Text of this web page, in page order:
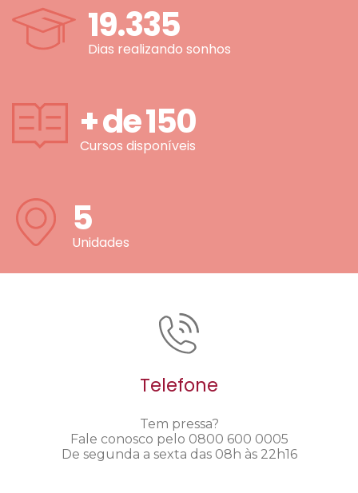
19.335
Dias realizando sonhos
+ de150
Cursos disponíveis
5
Unidades
Telefone
Tem pressa?
Fale conosco pelo 0800 600 0005
De segunda a sexta das 08h às 22h16